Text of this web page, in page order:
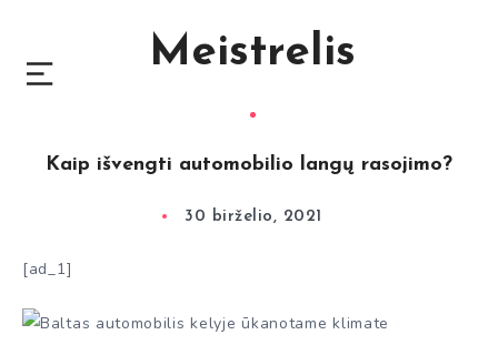
Meistrelis
Kaip išvengti automobilio langų rasojimo?
30 birželio, 2021
[ad_1]